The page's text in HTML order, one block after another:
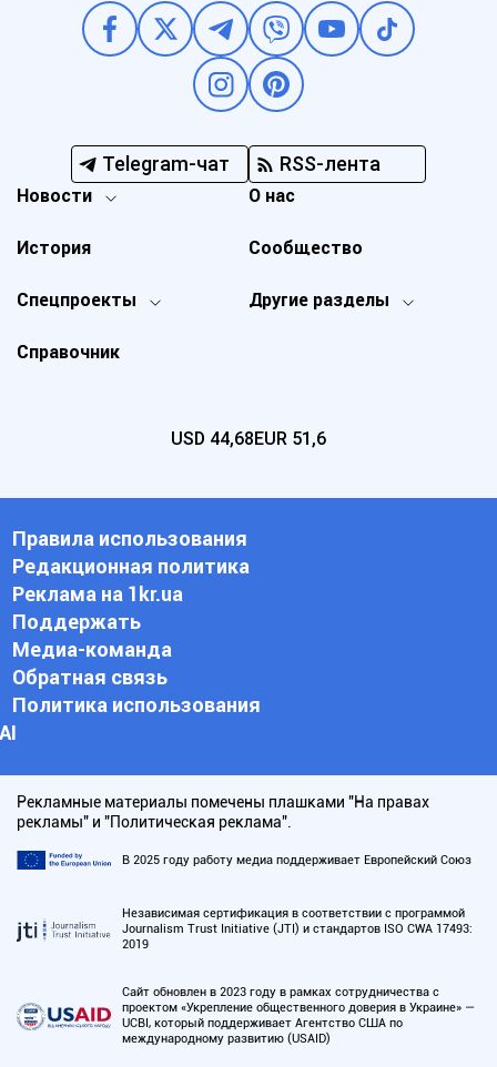
Telegram-чат RSS-лента
Новости
Спецпроекты Другие разделы
История
О нас
Справочник
Сообщество
USD 44,68EUR 51,6
Правила использования
Редакционная политика
Реклама на 1kr.ua
Поддержать
Медиа-команда
Обратная связь
Политика использования
АI
Рекламные материалы помечены плашками "На правах
рекламы" и "Политическая реклама".
В 2025 году работу медиа поддерживает Европейский Союз
Независимая сертификация в соответствии с программой
Journalism Trust Initiative (JTI) и стандартов ISO CWA 17493:
2019
Сайт обновлен в 2023 году в рамках сотрудничества с
проектом «Укрепление общественного доверия в Украине» —
UCBI, который поддерживает Агентство США по
международному развитию (USAID)